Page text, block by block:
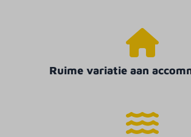
Ruime variatie aan